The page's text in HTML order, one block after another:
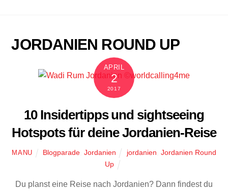
JORDANIEN ROUND UP
APRIL
2
2017
10 Insidertipps und sightseeing
Hotspots für deine Jordanien-Reise
MANU Blogparade, Jordanien jordanien Jordanien Round
Up
Du planst eine Reise nach Jordanien? Dann findest du